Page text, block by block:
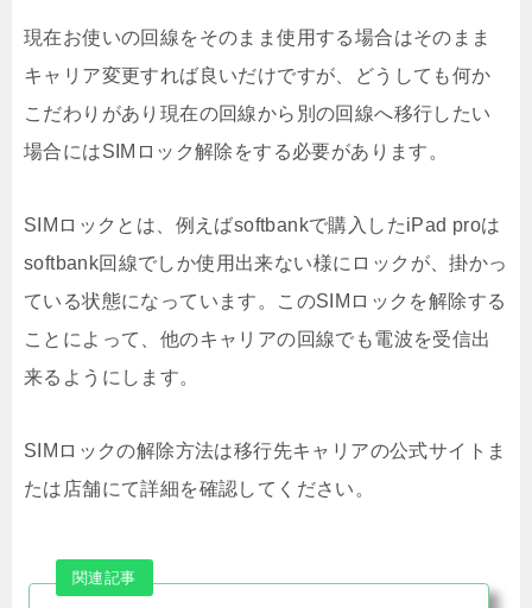
現在お使いの回線をそのまま使用する場合はそのまま
キャリア変更すれば良いだけですが、どうしても何か
こだわりがあり現在の回線から別の回線へ移行したい
場合にはSIMロック解除をする必要があります。
SIMロックとは、例えばsoftbankで購入したiPad proは
softbank回線でしか使用出来ない様にロックが、掛かっ
ている状態になっています。このSIMロックを解除する
ことによって、他のキャリアの回線でも電波を受信出
来るようにします。
SIMロックの解除方法は移行先キャリアの公式サイトま
たは店舗にて詳細を確認してください。